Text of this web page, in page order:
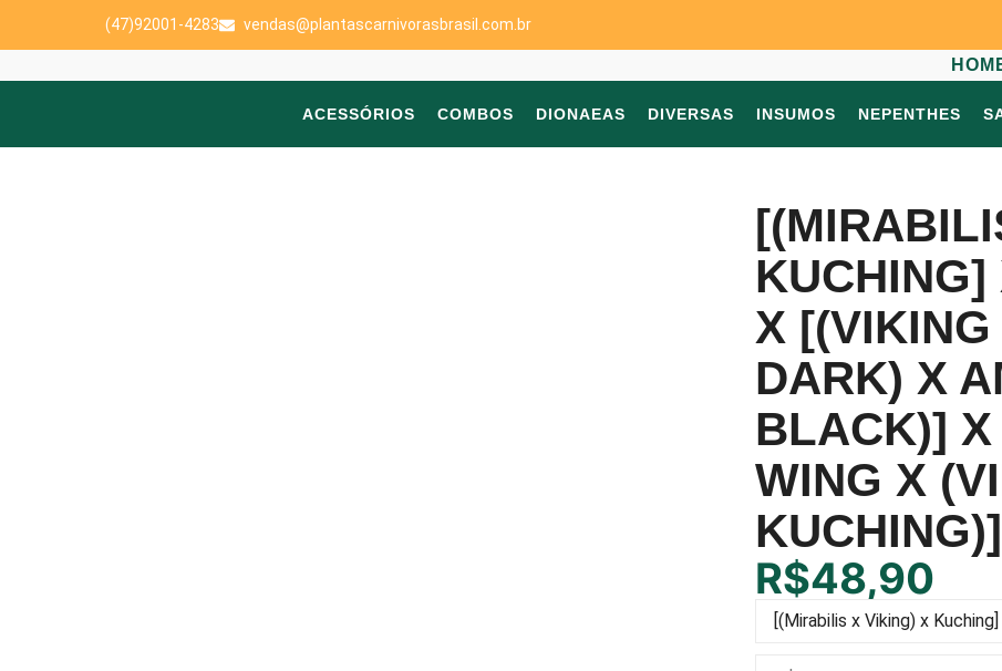
(47)92001-4283 vendas@plantascarnivorasbrasil.com.br
ACESSÓRIOS COMBOS DIONAEAS DIVERSAS INSUMOS NEPENTHES
X
DARK) X
BLACK)]
WING X
R$48,90